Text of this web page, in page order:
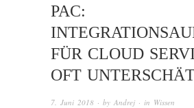
PAC:
FÜR CLOUD
OFT
7. Juni 2018 · by Andrej · in Wissen